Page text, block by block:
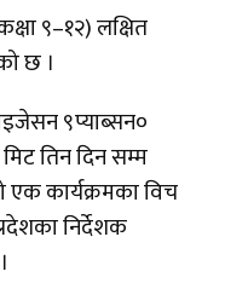
९–१२) लक्षित
छ ।
९प्याब्सन०
तिन दिन सम्म
एक कार्यक्रमका विच
निर्देशक